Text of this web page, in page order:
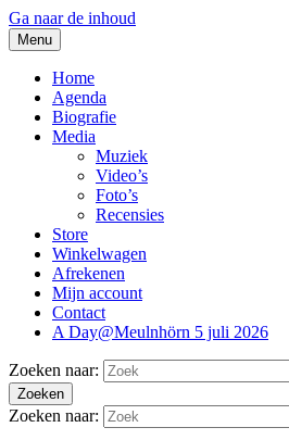
Ga naar de inhoud
thesidekicks.nl
Blues And More uit Meulnhorn
Menu
Home
Agenda
Biografie
Media
Muziek
Video’s
Foto’s
Recensies
Store
Winkelwagen
Afrekenen
Mijn account
Contact
A Day@Meulnhörn 5 juli 2026
Zoeken naar:
Zoeken
Zoeken naar: